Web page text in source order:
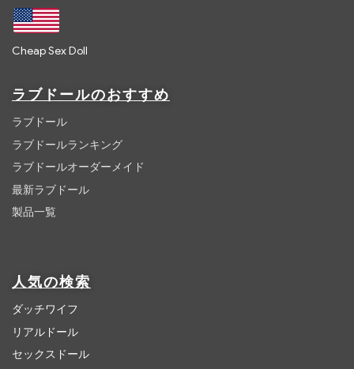
Cheap Sex Doll
ラブドールのおすすめ
ラブドール
ラブドールランキング
ラブドールオーダーメイド
最新ラブドール
製品一覧
人気の検索
ダッチワイフ
リアルドール
セックスドール